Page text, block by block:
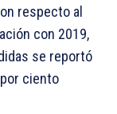
respecto al
con 2019,
se reportó
ciento